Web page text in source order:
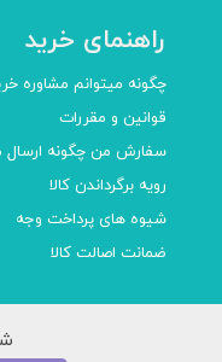
راهنمای خرید
چگونه میتوانم مشاوره
قوانین و مقررات
سفارش من چگونه
رویه برگرداندن کالا
شیوه های پرداخت وجه
ضمانت اصالت کالا